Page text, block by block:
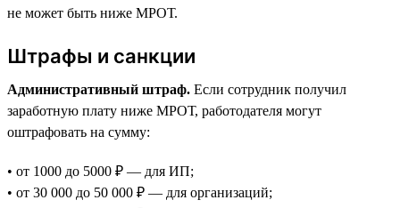
не может быть ниже МРОТ.
Штрафы и санкции
Административный штраф. Если сотрудник получил
заработную плату ниже МРОТ, работодателя могут
оштрафовать на сумму:
• от 1000 до 5000 ₽ — для ИП;
• от 30 000 до 50 000 ₽ — для организаций;